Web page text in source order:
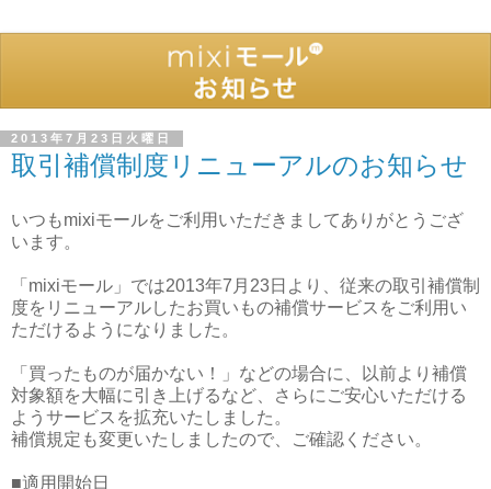
2013年7月23日火曜日
取引補償制度リニューアルのお知らせ
いつもmixiモールをご利用いただきましてありがとうござ
います。
「mixiモール」では2013年7月23日より、従来の取引補償制
度をリニューアルしたお買いもの補償サービスをご利用い
ただけるようになりました。
「買ったものが届かない！」などの場合に、以前より補償
対象額を大幅に引き上げるなど、さらにご安心いただける
ようサービスを拡充いたしました。
補償規定も変更いたしましたので、ご確認ください。
■適用開始日